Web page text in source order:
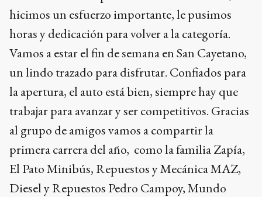
hicimos un esfuerzo importante, le pusimos
horas y dedicación para volver a la categoría.
Vamos a estar el fin de semana en San Cayetano,
un lindo trazado para disfrutar. Confiados para
la apertura, el auto está bien, siempre hay que
trabajar para avanzar y ser competitivos. Gracias
al grupo de amigos vamos a compartir la
primera carrera del año, como la familia Zapía,
El Pato Minibús, Repuestos y Mecánica MAZ,
Diesel y Repuestos Pedro Campoy, Mundo